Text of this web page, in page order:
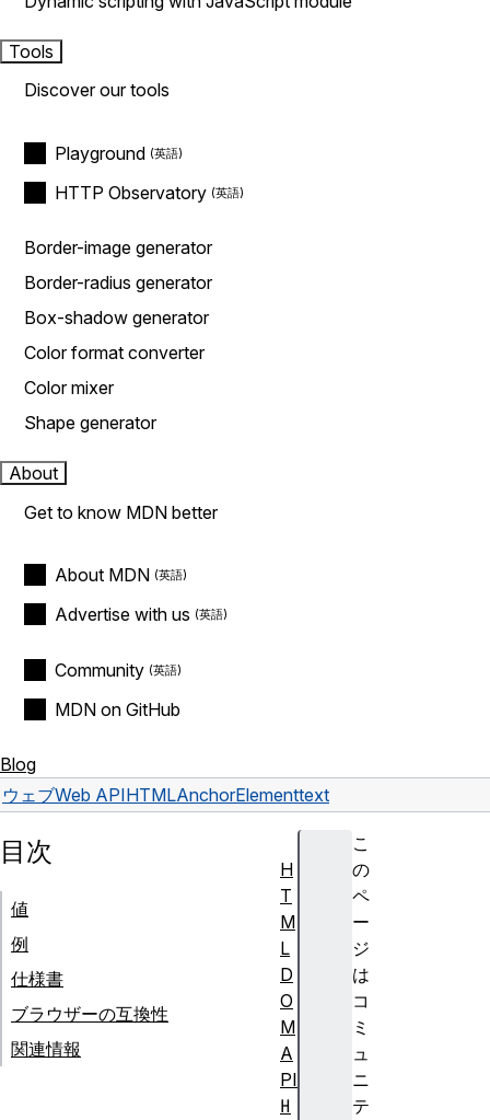
Tools
Discover our tools
Playground
HTTP Observatory
Border-image generator
Border-radius generator
Box-shadow generator
Color format converter
Color mixer
Shape generator
About
Get to know MDN better
About MDN
Advertise with us
Community
MDN on GitHub
Blog
ウェブWeb APIHTMLAnchorElementtext
こ
の
ペ
ー
ジ
は
コ
ミ
ュ
ニ
テ
目次
値
例
仕様書
ブラウザーの互換性
関連情報
H
T
M
L
D
O
M
A
PI
H